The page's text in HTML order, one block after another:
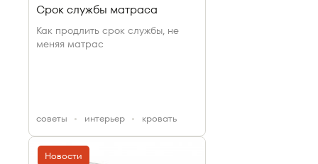
Срок службы матраса
Как продлить срок службы, не
меняя матрас
cоветы интерьер кровать
Новости